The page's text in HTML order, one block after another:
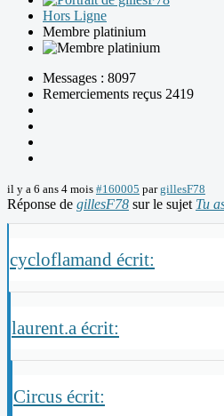
Hors Ligne
Membre platinium
Messages : 8097
Remerciements reçus 2419
il y a 6 ans 4 mois #160005 pargillesF78
Réponse de gillesF78 sur le sujet Tu
cycloflamand écrit:
laurent.a écrit:
Circus écrit: